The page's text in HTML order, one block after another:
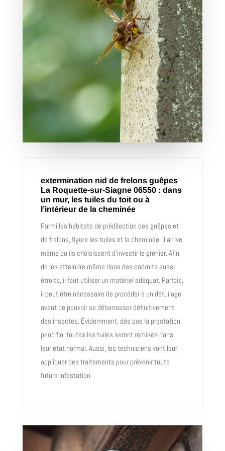
extermination nid de frelons guêpes
La Roquette-sur-Siagne 06550 : dans
un mur, les tuiles du toit ou à
l’intérieur de la cheminée
Parmi les habitats de prédilection des guêpes et
de frelons, figure les tuiles et la cheminée. Il arrive
même qu’ils choisissent d’investir le grenier. Afin
de les atteindre même dans des endroits aussi
étroits, il faut utiliser un matériel adéquat. Parfois,
il peut être nécessaire de procéder à un détuilage
avant de pouvoir se débarrasser définitivement
des insectes. Évidemment, dès que la prestation
pend fin, toutes les tuiles seront remises dans
leur état normal. Aussi, les techniciens vont leur
appliquer des traitements pour prévenir toute
future infestation.